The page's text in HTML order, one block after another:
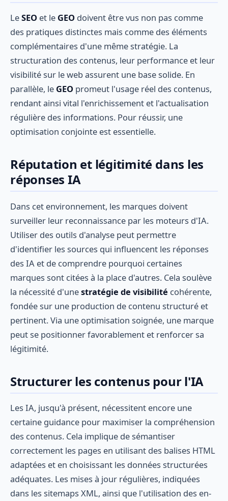
LeSEO et le GEO doivent être vus non pas comme
des pratiques distinctes mais comme des éléments
complémentaires d'une même stratégie. La
structuration des contenus, leur performance et leur
visibilité sur le web assurent une base solide. En
parallèle, le GEO promeut l'usage réel des contenus,
rendant ainsi vital l'enrichissement et l'actualisation
régulière des informations. Pour réussir, une
optimisation conjointe est essentielle.
Réputation et légitimité dans les
réponses IA
Dans cet environnement, les marques doivent
surveiller leur reconnaissance par les moteurs d'IA.
Utiliser des outils d'analyse peut permettre
d'identifier les sources qui influencent les réponses
des IA et de comprendre pourquoi certaines
marques sont citées à la place d'autres. Cela soulève
la nécessité d'unestratégie de visibilité cohérente,
fondée sur une production de contenu structuré et
pertinent. Via une optimisation soignée, une marque
peut se positionner favorablement et renforcer sa
légitimité.
Structurer les contenus pour l'IA
Les IA, jusqu'à présent, nécessitent encore une
certaine guidance pour maximiser la compréhension
des contenus. Cela implique de sémantiser
correctement les pages en utilisant des balises HTML
adaptées et en choisissant les données structurées
adéquates. Les mises à jour régulières, indiquées
dans les sitemaps XML, ainsi que l'utilisation des en-